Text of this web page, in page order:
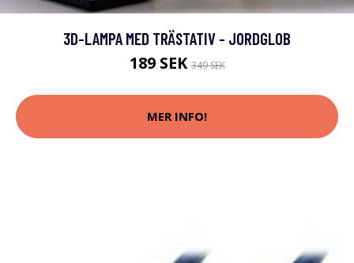
3D-LAMPA MED TRÄSTATIV - JORDGLOB
189 SEK349 SEK
MER INFO!